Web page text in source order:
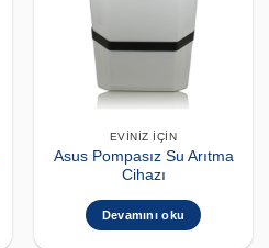
EVINIZ İÇIN
Asus Pompasız Su Arıtma
Cihazı
Devamını oku